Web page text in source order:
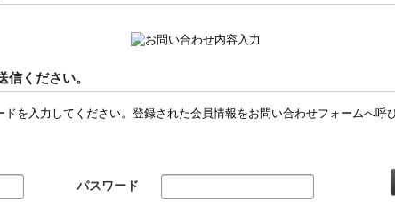
ください。
を入力してください。登録された会員情報をお問い合わせフォームへ呼
パスワード